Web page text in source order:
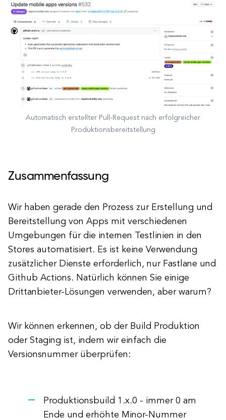
Automatisch erstellter Pull-Request nach erfolgreicher
Produktionsbereitstellung
Zusammenfassung
Wir haben gerade den Prozess zur Erstellung und
Bereitstellung von Apps mit verschiedenen
Umgebungen für die internen Testlinien in den
Stores automatisiert. Es ist keine Verwendung
zusätzlicher Dienste erforderlich, nur Fastlane und
Github Actions. Natürlich können Sie einige
Drittanbieter-Lösungen verwenden, aber warum?
Wir können erkennen, ob der Build Produktion
oder Staging ist, indem wir einfach die
Versionsnummer überprüfen:
Produktionsbuild 1.x.0 - immer 0 am
Ende und erhöhte Minor-Nummer